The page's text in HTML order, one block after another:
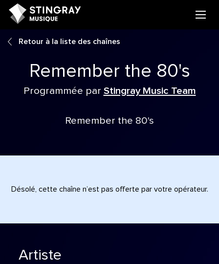
Retour à la liste des chaînes
Remember the 80's
Programmée par Stingray Music Team
Remember the 80's
Désolé, cette chaîne n’est pas offerte par votre opérateur.
Artiste